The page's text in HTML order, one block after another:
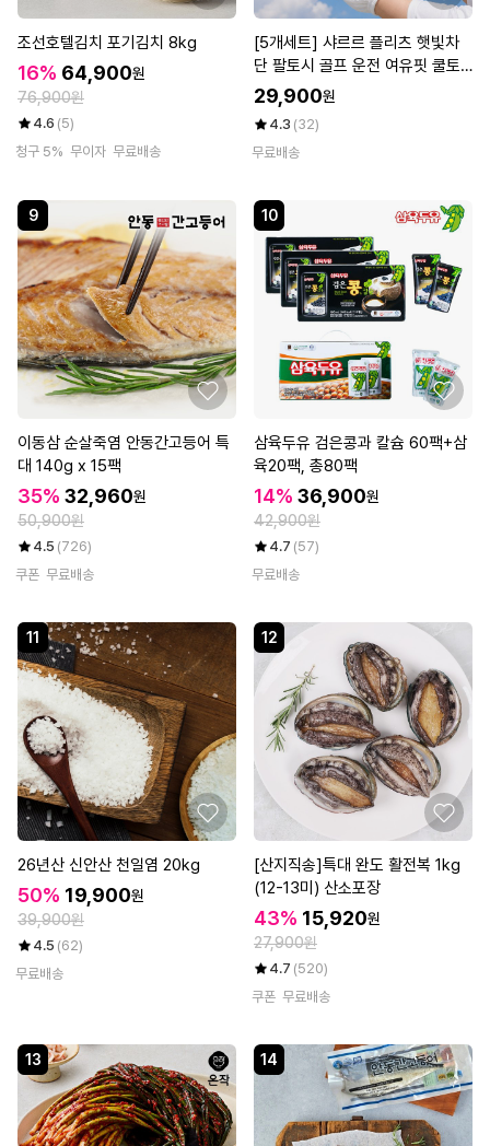
조선호텔김치 포기김치 8kg
16% 64,900원
76,900원
4.6 (5)
청구 5% 무이자 무료배송
[5개세트] 샤르르 플리츠 햇빛차
단 팔토시 골프 운전 여유핏 쿨토
시 (총 5세트/10P)_
29,900원
4.3 (32)
무료배송
9
이동삼 순살죽염 안동간고등어 특
대 140g x 15팩
35% 32,960원
50,900원
4.5 (726)
쿠폰 무료배송
10
삼육두유 검은콩과 칼슘 60팩+삼
육20팩, 총80팩
14% 36,900원
42,900원
4.7 (57)
무료배송
11
26년산 신안산 천일염 20kg
50% 19,900원
39,900원
4.5 (62)
무료배송
12
[산지직송]특대 완도 활전복 1kg
(12-13미) 산소포장
43% 15,920원
27,900원
4.7 (520)
쿠폰 무료배송
13 14